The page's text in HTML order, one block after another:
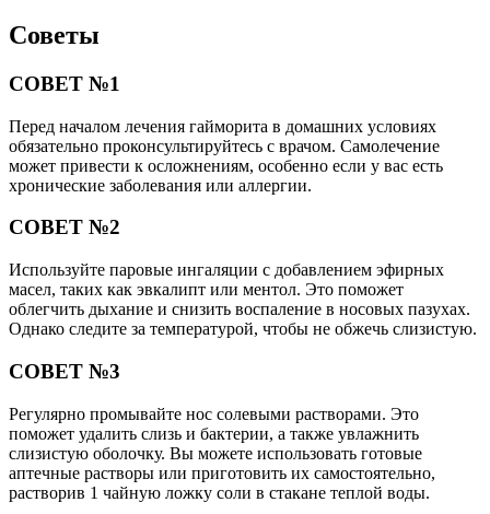
Советы
СОВЕТ №1
Перед началом лечения гайморита в домашних условиях
обязательно проконсультируйтесь с врачом. Самолечение
может привести к осложнениям, особенно если у вас есть
хронические заболевания или аллергии.
СОВЕТ №2
Используйте паровые ингаляции с добавлением эфирных
масел, таких как эвкалипт или ментол. Это поможет
облегчить дыхание и снизить воспаление в носовых пазухах.
Однако следите за температурой, чтобы не обжечь слизистую.
СОВЕТ №3
Регулярно промывайте нос солевыми растворами. Это
поможет удалить слизь и бактерии, а также увлажнить
слизистую оболочку. Вы можете использовать готовые
аптечные растворы или приготовить их самостоятельно,
растворив 1 чайную ложку соли в стакане теплой воды.